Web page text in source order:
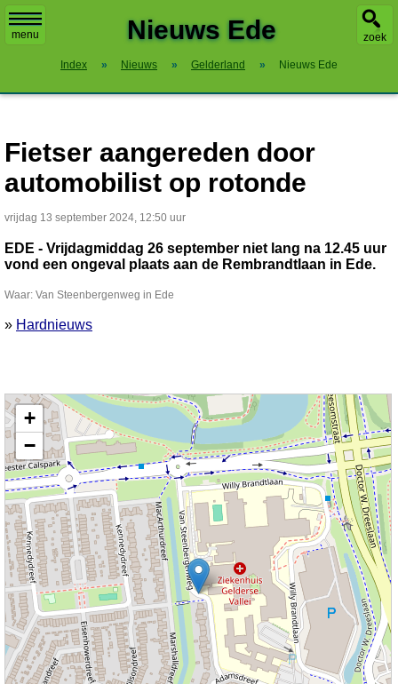
menu zoek
Nieuws Ede
Index » Nieuws » Gelderland » Nieuws Ede
Fietser aangereden door
automobilist op rotonde
vrijdag 13 september 2024, 12:50 uur
EDE - Vrijdagmiddag 26 september niet lang na 12.45 uur
vond een ongeval plaats aan de Rembrandtlaan in Ede.
Waar: Van Steenbergenweg in Ede
» Hardnieuws
Kaart nieuws Ede. Locatie nieuws: 52.02189 / 5.64413 Van Steenbergenweg
+
−